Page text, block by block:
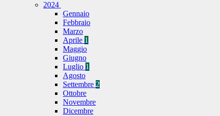
2024
Gennaio
Febbraio
Marzo
Aprile 1
Maggio
Giugno
Luglio 1
Agosto
Settembre 2
Ottobre
Novembre
Dicembre